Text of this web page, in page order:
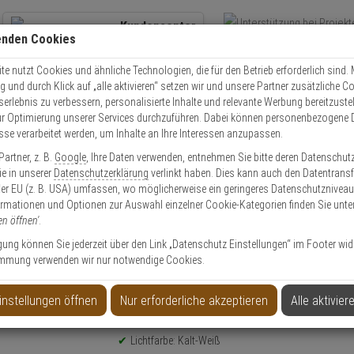
Kundencenter
Kontaktservice nutzen
Mo. - Do.: 8:00 - 16:30 Fr. 8:00 - 14:00 Uhr
Zutritt Einbruch
Mobile Videoüberwachung Beleuchtung Synergy LED Spot
20W k-weiß
Produktinformationen
20W LED-Objektstrahler mit modernster LED-
Lichtfarbe: Kalt-Weiß
Cookies
nutzt Cookies und ähnliche Technologien, die für den Betrieb erforderlich sind.
und durch Klick auf „alle aktivieren“ setzen wir und unsere Partner zusätzliche
zu verbessern, personalisierte Inhalte und relevante Werbung
Optimierung unserer Services durchzuführen. Dabei können personenbezogene
verarbeitet werden, um Inhalte an Ihre Interessen anzupassen.
z. B. Google , Ihre Daten verwenden, entnehmen Sie bitte deren
in unserer Datenschutzerklärung verlinkt haben. Dies kann auch den
EU (z. B. USA) umfassen, wo möglicherweise ein geringeres Datenschutzniveau
und Optionen zur Auswahl einzelner Cookie-Kategorien finden Sie
öffnen'.
können Sie jederzeit über den Link „Datenschutz Einstellungen“ im Footer
verwenden wir nur notwendige Cookies.
öffnen Nur erforderliche akzeptieren Alle